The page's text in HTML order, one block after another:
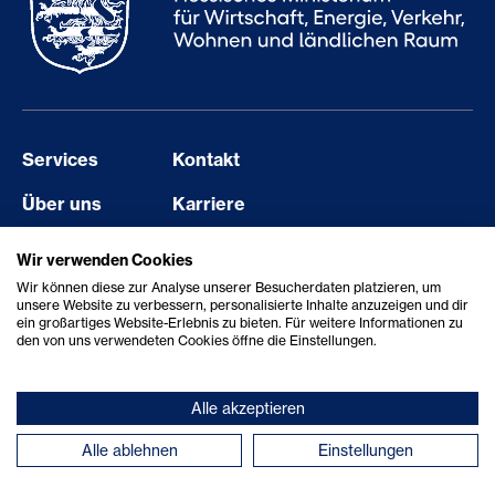
Services
Kontakt
Über uns
Karriere
Events
Barriere melden
Aktuelles
Erklärung zur Barrierefreiheit
Showcase
© 2026 StartHub Hessen/Hessen Trade & Invest GmbH
Datenschutz Impressum
Wir verwenden Cookies
Wir können diese zur Analyse unserer Besucherdaten platzieren, um
unsere Website zu verbessern, personalisierte Inhalte anzuzeigen und dir
ein großartiges Website-Erlebnis zu bieten. Für weitere Informationen zu
den von uns verwendeten Cookies öffne die Einstellungen.
Alle akzeptieren
Alle ablehnen Einstellungen